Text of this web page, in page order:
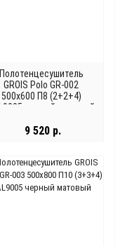
Полотенцесушитель
GROIS Polo GR-002
500х600 П8 (2+2+4)
черный матовый
9 520 р.